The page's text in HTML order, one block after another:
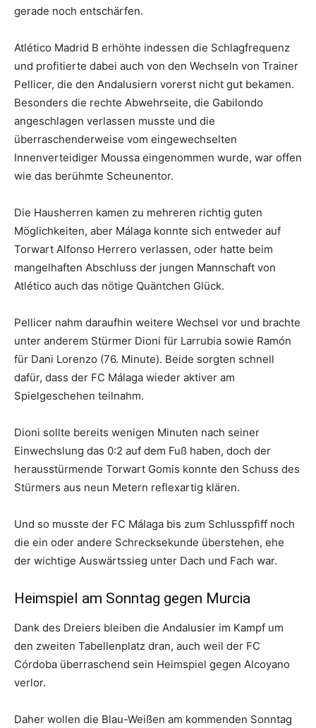
gerade noch entschärfen.
Atlético Madrid B erhöhte indessen die Schlagfrequenz
und profitierte dabei auch von den Wechseln von Trainer
Pellicer, die den Andalusiern vorerst nicht gut bekamen.
Besonders die rechte Abwehrseite, die Gabilondo
angeschlagen verlassen musste und die
überraschenderweise vom eingewechselten
Innenverteidiger Moussa eingenommen wurde, war offen
wie das berühmte Scheunentor.
Die Hausherren kamen zu mehreren richtig guten
Möglichkeiten, aber Málaga konnte sich entweder auf
Torwart Alfonso Herrero verlassen, oder hatte beim
mangelhaften Abschluss der jungen Mannschaft von
Atlético auch das nötige Quäntchen Glück.
Pellicer nahm daraufhin weitere Wechsel vor und brachte
unter anderem Stürmer Dioni für Larrubia sowie Ramón
für Dani Lorenzo (76. Minute). Beide sorgten schnell
dafür, dass der FC Málaga wieder aktiver am
Spielgeschehen teilnahm.
Dioni sollte bereits wenigen Minuten nach seiner
Einwechslung das 0:2 auf dem Fuß haben, doch der
herausstürmende Torwart Gomis konnte den Schuss des
Stürmers aus neun Metern reflexartig klären.
Und so musste der FC Málaga bis zum Schlusspfiff noch
die ein oder andere Schrecksekunde überstehen, ehe
der wichtige Auswärtssieg unter Dach und Fach war.
Heimspiel am Sonntag gegen Murcia
Dank des Dreiers bleiben die Andalusier im Kampf um
den zweiten Tabellenplatz dran, auch weil der FC
Córdoba überraschend sein Heimspiel gegen Alcoyano
verlor.
Daher wollen die Blau-Weißen am kommenden Sonntag